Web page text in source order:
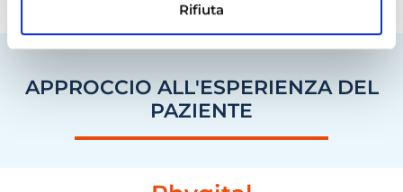
Rifiuta
APPROCCIO ALL'ESPERIENZA DEL
PAZIENTE